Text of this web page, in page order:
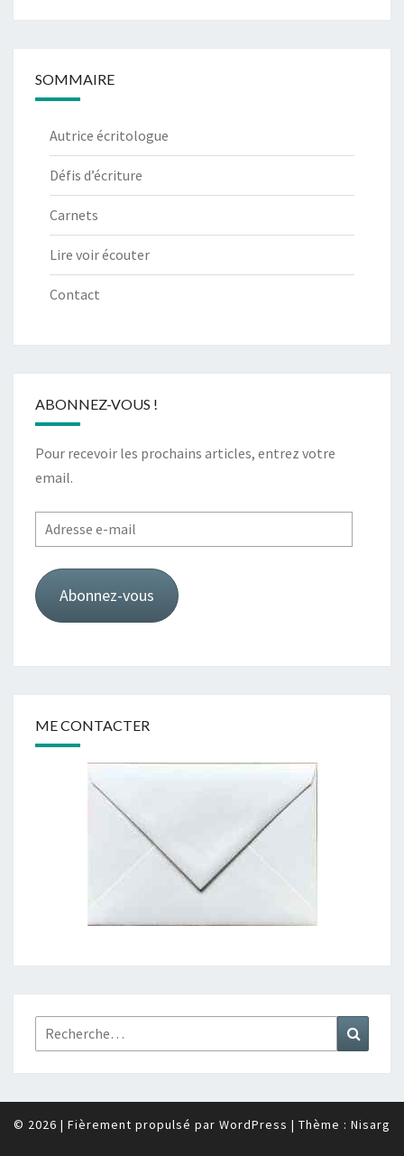
SOMMAIRE
Autrice écritologue
Défis d’écriture
Carnets
Lire voir écouter
Contact
ABONNEZ-VOUS !
Pour recevoir les prochains articles, entrez votre
email.
Adresse
e-
mail
Abonnez-vous
ME CONTACTER
Rechercher :
© 2026 | Fièrement propulsé par WordPress | Thème : Nisarg